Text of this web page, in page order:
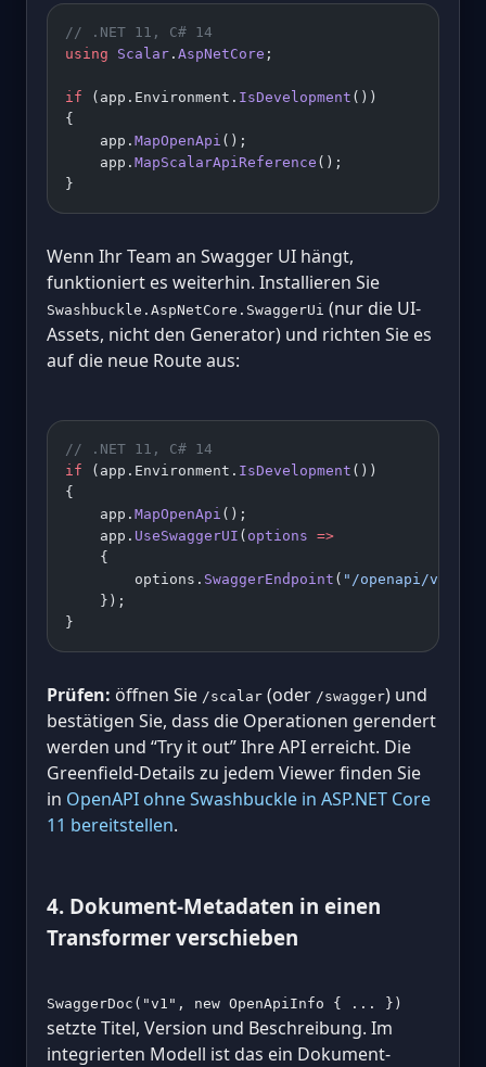
// .NET 11, C# 14
using Scalar . AspNetCore ;
if (app.Environment. IsDevelopment ())
{
    app.
MapOpenApi ();
    app.
MapScalarApiReference ();
}
Wenn Ihr Team an Swagger UI hängt,
funktioniert es weiterhin. Installieren Sie
Swashbuckle.AspNetCore.SwaggerUi (nur die UI-
Assets, nicht den Generator) und richten Sie es
auf die neue Route aus:
// .NET 11, C# 14
if (app.Environment. IsDevelopment ())
{
    app.
MapOpenApi ();
    app.
UseSwaggerUI ( options =>
    {
        options.
SwaggerEndpoint ( "/openapi/
    });
}
Prüfen: öffnen Sie /scalar (oder /swagger) und
bestätigen Sie, dass die Operationen gerendert
werden und “Try it out” Ihre API erreicht. Die
Greenfield-Details zu jedem Viewer finden Sie
in OpenAPI ohne Swashbuckle in ASP.NET Core
11 bereitstellen.
4. Dokument-Metadaten in einen
Transformer verschieben
SwaggerDoc("v1", new OpenApiInfo { ... })
setzte Titel, Version und Beschreibung. Im
integrierten Modell ist das ein Dokument-